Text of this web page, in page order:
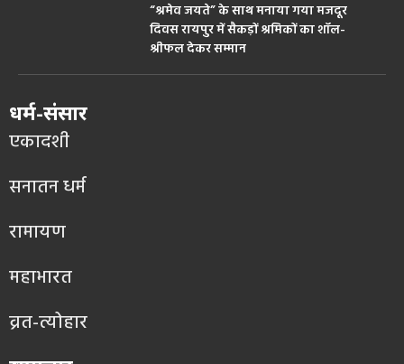
“श्रमेव जयते” के साथ मनाया गया मजदूर
दिवस रायपुर में सैकड़ों श्रमिकों का शॉल-
श्रीफल देकर सम्मान
धर्म-संसार
एकादशी
सनातन धर्म
रामायण
महाभारत
व्रत-त्योहार